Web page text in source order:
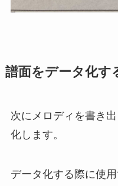
譜面をデータ化す
次にメロディを書き
化します。
データ化する際に使